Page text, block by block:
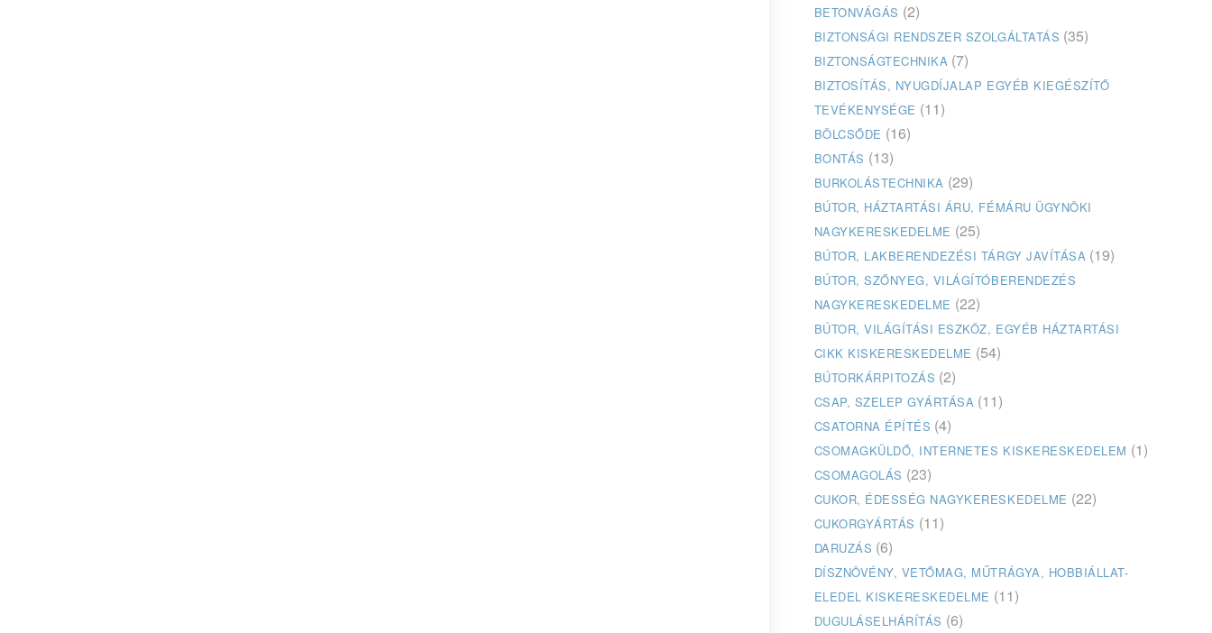
BETONVÁGÁS (2)
BIZTONSÁGI RENDSZER SZOLGÁLTATÁS (35)
BIZTONSÁGTECHNIKA (7)
BIZTOSÍTÁS, NYUGDÍJALAP EGYÉB KIEGÉSZÍTŐ
TEVÉKENYSÉGE (11)
BÖLCSŐDE (16)
BONTÁS (13)
BURKOLÁSTECHNIKA (29)
BÚTOR, HÁZTARTÁSI ÁRU, FÉMÁRU ÜGYNÖKI
NAGYKERESKEDELME (25)
BÚTOR, LAKBERENDEZÉSI TÁRGY JAVÍTÁSA (19)
BÚTOR, SZŐNYEG, VILÁGÍTÓBERENDEZÉS
NAGYKERESKEDELME (22)
BÚTOR, VILÁGÍTÁSI ESZKÖZ, EGYÉB HÁZTARTÁSI
CIKK KISKERESKEDELME (54)
BÚTORKÁRPITOZÁS (2)
CSAP, SZELEP GYÁRTÁSA (11)
CSATORNA ÉPÍTÉS (4)
CSOMAGKÜLDŐ, INTERNETES KISKERESKEDELEM (1)
CSOMAGOLÁS (23)
CUKOR, ÉDESSÉG NAGYKERESKEDELME (22)
CUKORGYÁRTÁS (11)
DARUZÁS (6)
DÍSZNÖVÉNY, VETŐMAG, MŰTRÁGYA, HOBBIÁLLAT-
ELEDEL KISKERESKEDELME (11)
DUGULÁSELHÁRÍTÁS (6)